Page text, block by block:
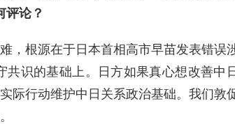
评论？
，根源在于日本首相高市早苗发表错误
识的基础上。日方如果真心想改善中
际行动维护中日关系政治基础。我们敦